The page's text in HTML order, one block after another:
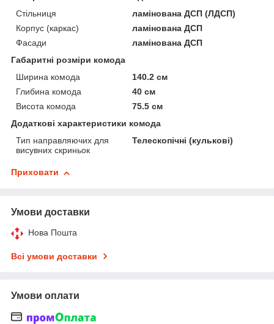
Стільниця
ламінована ДСП (ЛДСП)
Корпус (каркас)
ламінована ДСП
Фасади
ламінована ДСП
Габаритні розміри комода
Ширина комода
140.2 см
Глибина комода
40 см
Висота комода
75.5 см
Додаткові характеристики комода
Тип направляючих для
висувних скриньок
Телескопічні (кулькові)
Приховати
Умови доставки
Нова Пошта
Всі умови доставки
Умови оплати